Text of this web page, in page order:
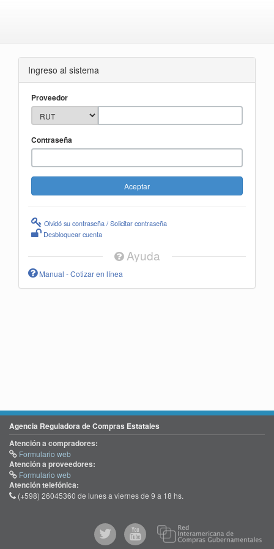
Ingreso al sistema
Proveedor
Contraseña
Olvidó su contraseña / Solicitar contraseña
Desbloquear cuenta
Ayuda
Manual - Cotizar en línea
Agencia Reguladora de Compras Estatales
Atención a compradores:
Formulario web
Atención a proveedores:
Formulario web
Atención telefónica:
(+598) 26045360 de lunes a viernes de 9 a 18 hs.
@comprasgubuy
ACCE